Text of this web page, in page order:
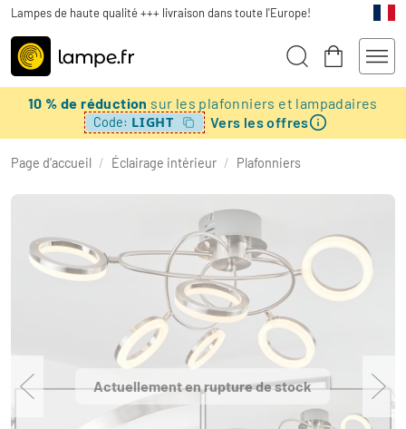
Lampes de haute qualité +++ livraison dans toute l'Europe!
10 % de réduction sur les plafonniers et lampadaires
Code: LIGHT Vers les offres
Page d’accueil / Éclairage intérieur / Plafonniers
Actuellement en rupture de stock